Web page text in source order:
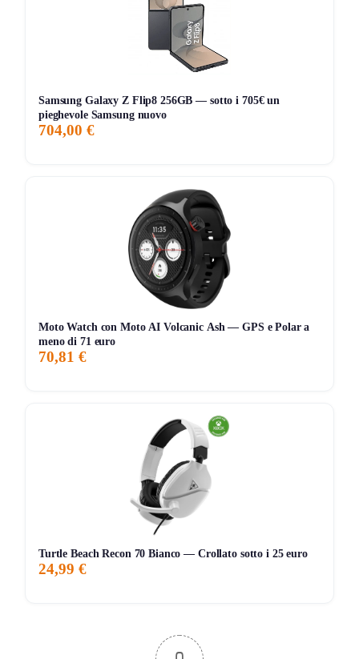
Personalizza la funzione preferita per attivare silenzioso,
Questa versione supporta perfettamente AirPods e
dispositivi Bluetooth.
799,49€
MASSIMO
↑+6.7%
VARIAZIONE
90G Tutto
Samsung Galaxy Z Flip8 256GB — sotto i 705€ un
pieghevole Samsung nuovo
704,00 €
Moto Watch con Moto AI Volcanic Ash — GPS e Polar a
meno di 71 euro
70,81 €
Turtle Beach Recon 70 Bianco — Crollato sotto i 25 euro
24,99 €